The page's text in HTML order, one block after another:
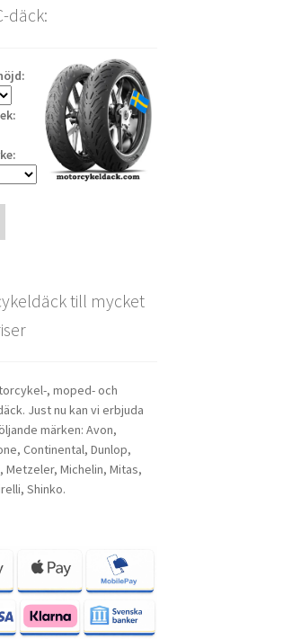
däck:
till mycket
, moped- och
Just nu kan vi erbjuda
märken: Avon,
Continental, Dunlop,
Metzeler, Michelin, Mitas,
Shinko.